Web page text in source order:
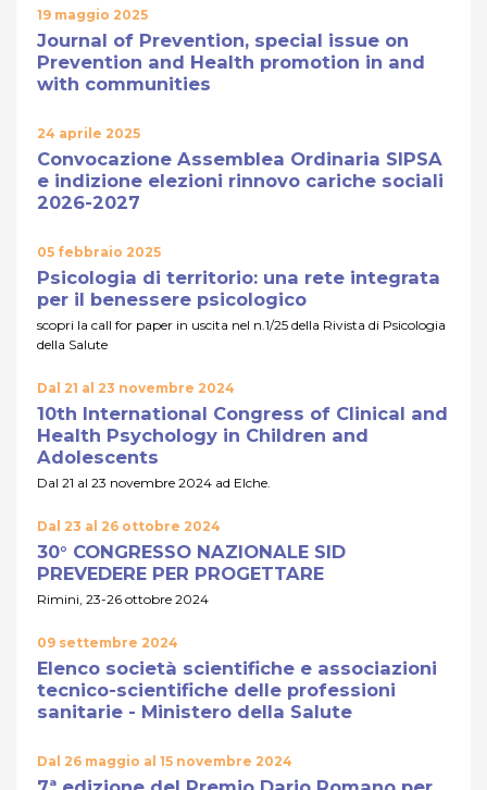
19 maggio 2025
Journal of Prevention, special issue on
Prevention and Health promotion in and
with communities
24 aprile 2025
Convocazione Assemblea Ordinaria SIPSA
e indizione elezioni rinnovo cariche sociali
2026-2027
05 febbraio 2025
Psicologia di territorio: una rete integrata
per il benessere psicologico
scopri la call for paper in uscita nel n.1/25 della Rivista di Psicologia
della Salute
Dal 21 al 23 novembre 2024
10th International Congress of Clinical and
Health Psychology in Children and
Adolescents
Dal 21 al 23 novembre 2024 ad Elche.
Dal 23 al 26 ottobre 2024
30° CONGRESSO NAZIONALE SID
PREVEDERE PER PROGETTARE
Rimini, 23-26 ottobre 2024
09 settembre 2024
Elenco società scientifiche e associazioni
tecnico-scientifiche delle professioni
sanitarie - Ministero della Salute
Dal 26 maggio al 15 novembre 2024